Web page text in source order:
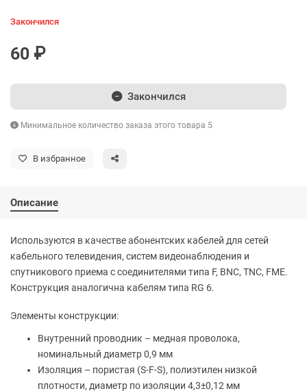
Закончился
60 ₽
Закончился
Минимальное количество заказа этого товара 5
В избранное
Описание
Используются в качестве абонентских кабелей для сетей
кабельного телевидения, систем видеонаблюдения и
спутникового приема с соединителями типа F, BNC, TNC, FME.
Конструкция аналогична кабелям типа RG 6.
Элементы конструкции:
Внутренний проводник – медная проволока,
номинальный диаметр 0,9 мм
Изоляция – пористая (S-F-S), полиэтилен низкой
плотности, диаметр по изоляции 4,3±0,12 мм